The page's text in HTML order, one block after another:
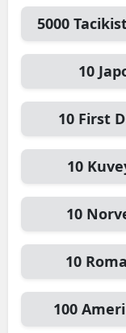
5000
10
10 First
10
10
10
100